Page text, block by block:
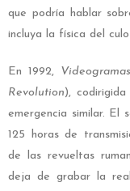
que podría hablar
incluya la física del
En 1992,
Revolution),
emergencia similar. El
125 horas de
de las revueltas
deja de grabar la